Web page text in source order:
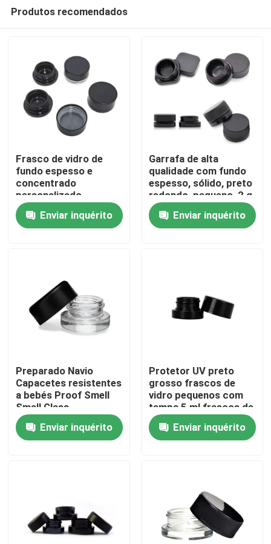
Casa
Produtos
Sobre nós
Controle da qualidade
Contacte-nos
Frascos de vidro do concentrado
Produtos recomendados
Frasco de vidro de
fundo espesso e
concentrado
personalizado
Embalagem 3 ml 5 ml 7
ml 9 ml 15 ml à prova
de crianças
Enviar inquérito
Garrafa de alta
qualidade com fundo
espesso, sólido, preto
redondo, pequeno, 2 g,
5 ml, 9 ml, 1 grama, 7
ml, concentrado, com
acabamento polido
Enviar inquérito
Preparado Navio
Capacetes resistentes
a bebés Proof Smell
Small Glass
Concentrate Jars de
óleo de flores
Wholesale
Enviar inquérito
Protetor UV preto
grosso frascos de
vidro pequenos com
tampa 5 ml frascos de
concentrado
Enviar inquérito